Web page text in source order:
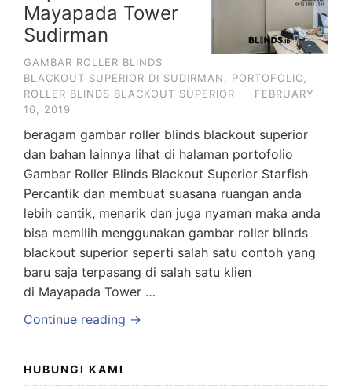
Mayapada Tower
Sudirman
GAMBAR ROLLER BLINDS
BLACKOUT SUPERIOR DI SUDIRMAN
PORTOFOLIO
ROLLER BLINDS BLACKOUT SUPERIOR
·
FEBRUARY
16, 2019
beragam gambar roller blinds blackout superior
dan bahan lainnya lihat di halaman portofolio
Gambar Roller Blinds Blackout Superior Starfish
Percantik dan membuat suasana ruangan anda
lebih cantik, menarik dan juga nyaman maka anda
bisa memilih menggunakan gambar roller blinds
blackout superior seperti salah satu contoh yang
baru saja terpasang di salah satu klien
di Mayapada Tower …
Continue reading →
HUBUNGI KAMI